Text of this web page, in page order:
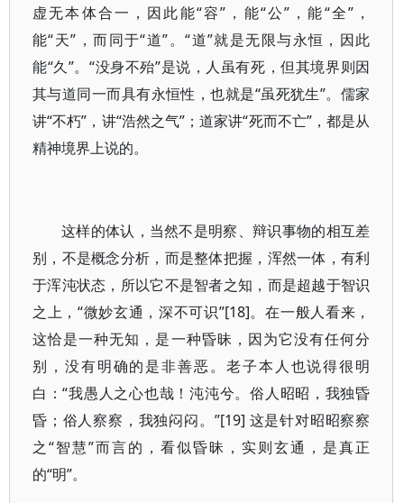
虚无本体合一，因此能“容”，能“公”，能“全”，
能“天”，而同于“道”。“道”就是无限与永恒，因此
能“久”。“没身不殆”是说，人虽有死，但其境界则因
其与道同一而具有永恒性，也就是“虽死犹生”。儒家
讲“不朽”，讲“浩然之气”；道家讲“死而不亡”，都是从
精神境界上说的。
这样的体认，当然不是明察、辩识事物的相互差
别，不是概念分析，而是整体把握，浑然一体，有利
于浑沌状态，所以它不是智者之知，而是超越于智识
之上，“微妙玄通，深不可识”[18]。在一般人看来，
这恰是一种无知，是一种昏昧，因为它没有任何分
别，没有明确的是非善恶。老子本人也说得很明
白：“我愚人之心也哉！沌沌兮。俗人昭昭，我独昏
昏；俗人察察，我独闷闷。”[19] 这是针对昭昭察察
之“智慧”而言的，看似昏昧，实则玄通，是真正
的“明”。